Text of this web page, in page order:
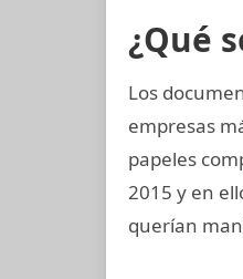
¿Qué
Los
empresas
papeles
2015 y en
querían